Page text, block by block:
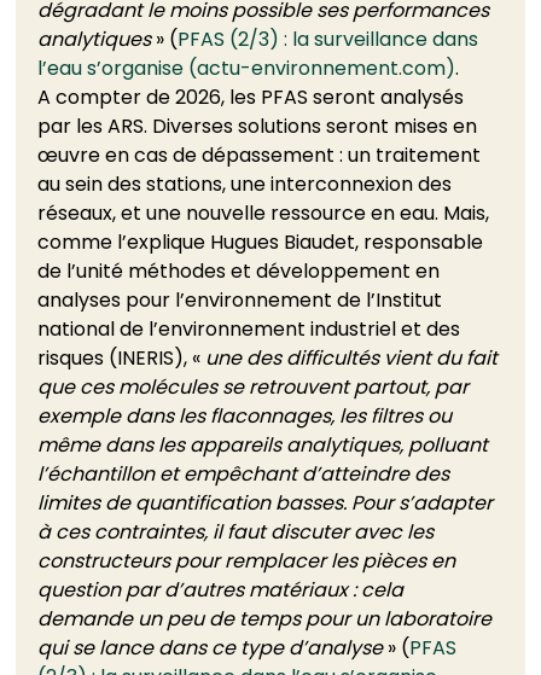
dégradant le moins possible ses performances
analytiques » (PFAS (2/3) : la surveillance dans
l’eau s’organise (actu-environnement.com).
A compter de 2026, les PFAS seront analysés
par les ARS. Diverses solutions seront mises en
œuvre en cas de dépassement : un traitement
au sein des stations, une interconnexion des
réseaux, et une nouvelle ressource en eau. Mais,
comme l’explique Hugues Biaudet, responsable
de l’unité méthodes et développement en
analyses pour l’environnement de l’Institut
national de l’environnement industriel et des
risques (INERIS), « une des difficultés vient du fait
que ces molécules se retrouvent partout, par
exemple dans les flaconnages, les filtres ou
même dans les appareils analytiques, polluant
l’échantillon et empêchant d’atteindre des
limites de quantification basses. Pour s’adapter
à ces contraintes, il faut discuter avec les
constructeurs pour remplacer les pièces en
question par d’autres matériaux : cela
demande un peu de temps pour un laboratoire
qui se lance dans ce type d’analyse » (PFAS